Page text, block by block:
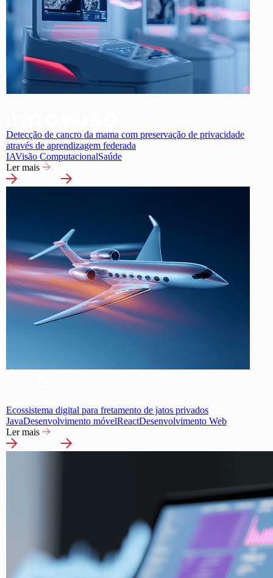
Detecção de cancro da mama com preservação de privacidade
através de aprendizagem federada
IAVisão ComputacionalSaúde
Ler mais
Ecossistema digital para fretamento de jatos privados
JavaDesenvolvimento móvelReactDesenvolvimento Web
Ler mais